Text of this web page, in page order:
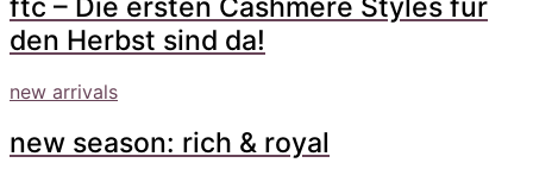
ftc – Die ersten Cashmere Styles für
den Herbst sind da!
new arrivals
new season: rich & royal